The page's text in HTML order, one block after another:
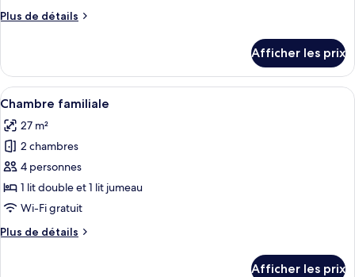
chambre :
Plus de détails
Plus
Suite
Afficher les prix
Afficher
toutes
les
photos
pour
ce
type
chambre :
Une chambre d’hôtel avec deux lits,
18
Chambre familiale
27 m²
2 chambres
4 personnes
1 lit double et 1 lit jumeau
Wi-Fi gratuit
Plus de détails
Plus
Afficher les prix